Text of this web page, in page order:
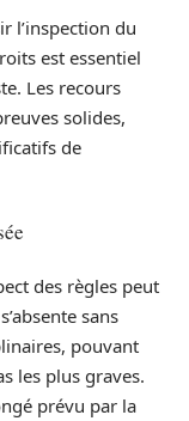
l’inspection du
est essentiel
Les recours
solides,
de
des règles peut
sans
pouvant
les plus graves.
prévu par la